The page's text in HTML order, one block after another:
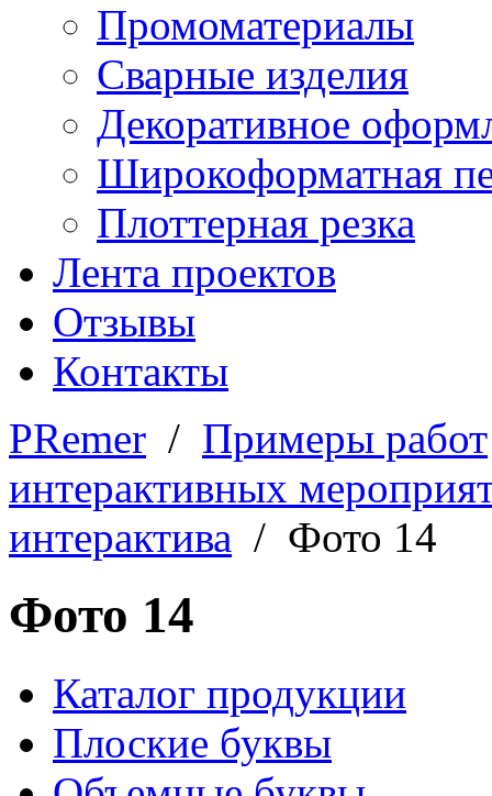
Промоматериалы
Сварные изделия
Декоративное
Широкоформатная
Плоттерная резка
Лента проектов
Отзывы
Контакты
PRemer / Примеры работ
интерактивных
интерактива / Фото 14
Фото 14
Каталог продукции
Плоские буквы